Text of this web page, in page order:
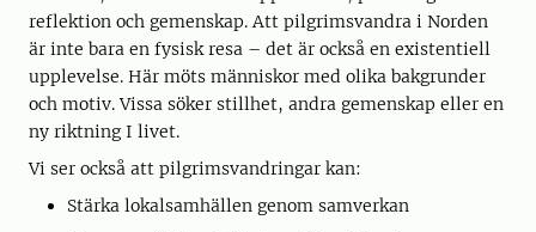
reflektion och gemenskap. Att pilgrimsvandra i Norden
är inte bara en fysisk resa – det är också en existentiell
upplevelse. Här möts människor med olika bakgrunder
och motiv. Vissa söker stillhet, andra gemenskap eller en
ny riktning I livet.
Vi ser också att pilgrimsvandringar kan:
Stärka lokalsamhällen genom samverkan